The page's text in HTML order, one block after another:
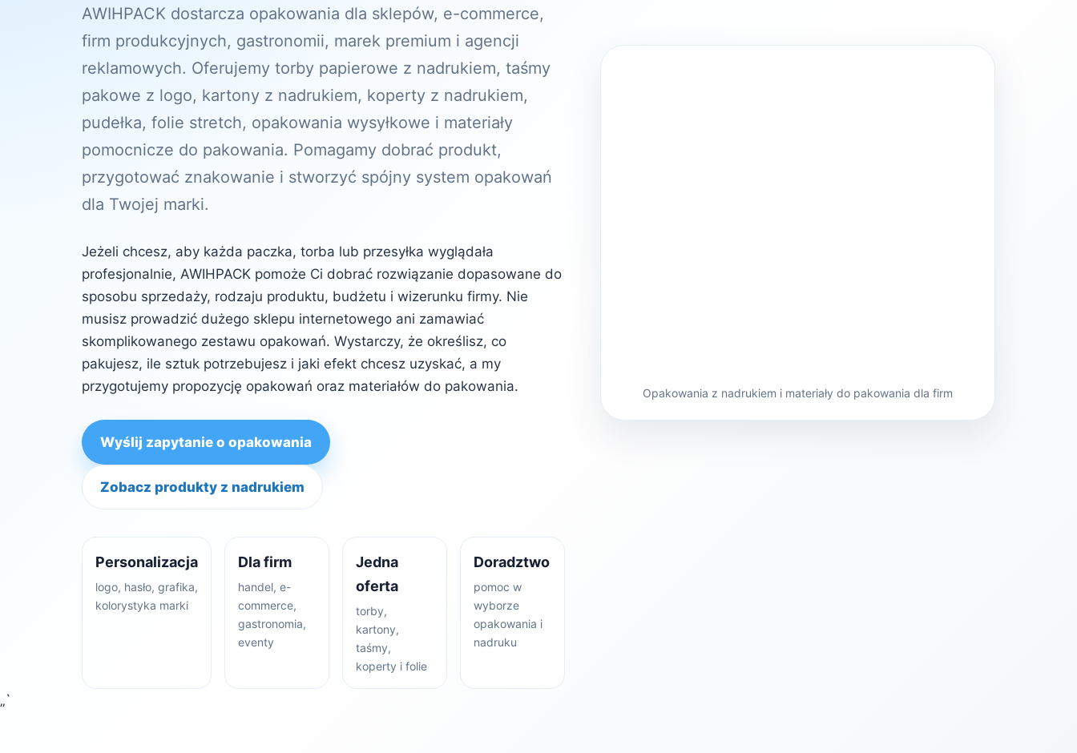
AWIHPACK dostarcza opakowania dla sklepów, e-commerce,
firm produkcyjnych, gastronomii, marek premium i agencji
reklamowych. Oferujemy torby papierowe z nadrukiem, taśmy
pakowe z logo, kartony z nadrukiem, koperty z nadrukiem,
pudełka, folie stretch, opakowania wysyłkowe i materiały
pomocnicze do pakowania. Pomagamy dobrać produkt,
przygotować znakowanie i stworzyć spójny system opakowań
dla Twojej marki.
Jeżeli chcesz, aby każda paczka, torba lub przesyłka wyglądała
profesjonalnie, AWIHPACK pomoże Ci dobrać rozwiązanie dopasowane do
sposobu sprzedaży, rodzaju produktu, budżetu i wizerunku firmy. Nie
musisz prowadzić dużego sklepu internetowego ani zamawiać
skomplikowanego zestawu opakowań. Wystarczy, że określisz, co
pakujesz, ile sztuk potrzebujesz i jaki efekt chcesz uzyskać, a my
przygotujemy propozycję opakowań oraz materiałów do pakowania.
Wyślij zapytanie o opakowania
Zobacz produkty z nadrukiem
Personalizacja
logo, hasło, grafika,
kolorystyka marki
Dla firm
handel, e-
commerce,
gastronomia,
eventy
Jedna
oferta
torby,
kartony,
taśmy,
koperty i folie
Doradztwo
pomoc w
wyborze
opakowania i
nadruku
Opakowania z nadrukiem i materiały do pakowania dla firm
„`